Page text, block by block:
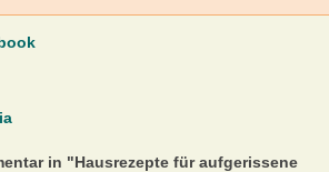
in "Hausrezepte für aufgerissene